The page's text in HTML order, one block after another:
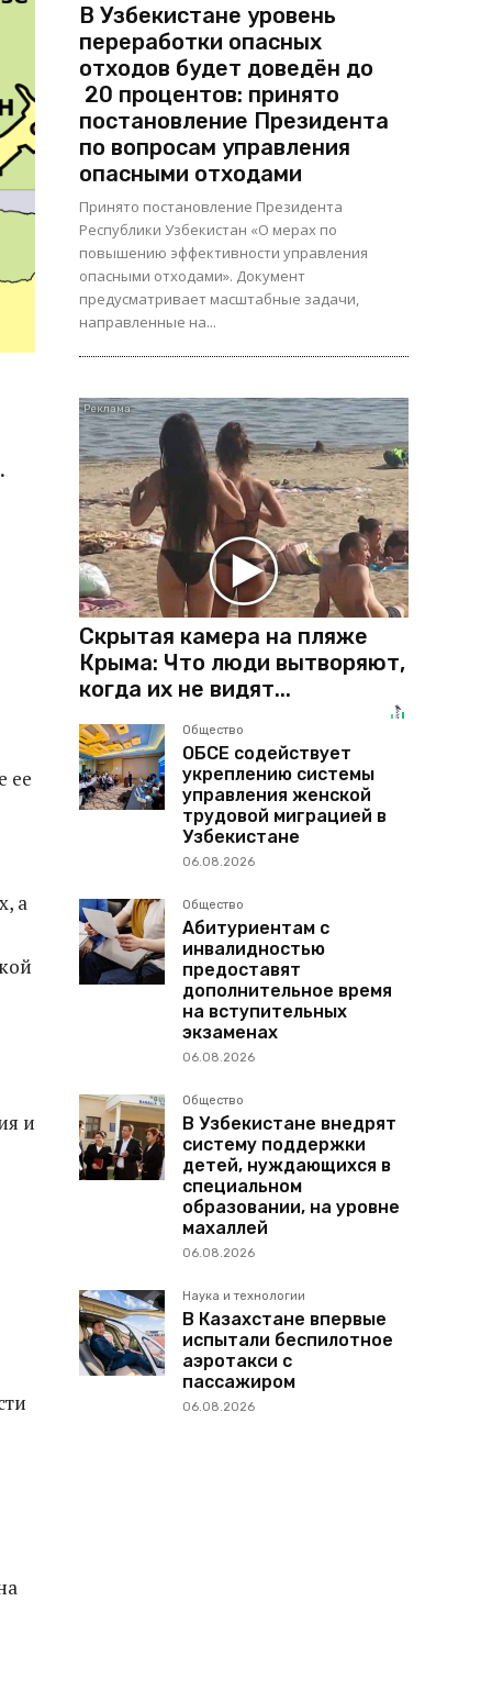
ее
а
и
В Узбекистане уровень
переработки опасных
отходов будет доведён до
20 процентов: принято
постановление Президента
по вопросам управления
опасными отходами
Принято постановление Президента
Республики Узбекистан «О мерах по
повышению эффективности управления
опасными отходами». Документ
предусматривает масштабные задачи,
направленные на...
Скрытая камера на пляже
Крыма: Что люди вытворяют,
когда их не видят...
Общество
ОБСЕ содействует
укреплению системы
управления женской
трудовой миграцией в
Узбекистане
06.08.2026
Общество
Абитуриентам с
инвалидностью
предоставят
дополнительное время
на вступительных
экзаменах
06.08.2026
Общество
В Узбекистане внедрят
систему поддержки
детей, нуждающихся в
специальном
образовании, на уровне
махаллей
06.08.2026
Наука и технологии
В Казахстане впервые
испытали беспилотное
аэротакси с
пассажиром
06.08.2026